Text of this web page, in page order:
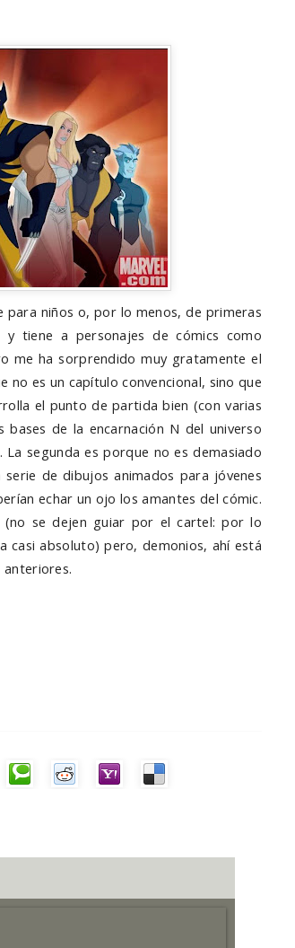
para niños o, por lo menos, de primeras
tiene a personajes de cómics como
me ha sorprendido muy gratamente el
no es un capítulo convencional, sino que
el punto de partida bien (con varias
bases de la encarnación N del universo
segunda es porque no es demasiado
de dibujos animados para jóvenes
echar un ojo los amantes del cómic.
(no se dejen guiar por el cartel: por lo
casi absoluto) pero, demonios, ahí está
anteriores.